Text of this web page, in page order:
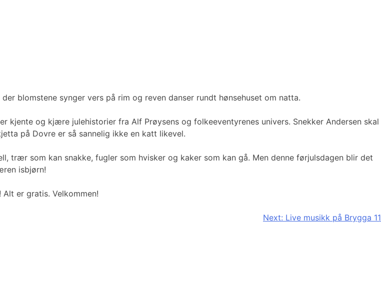
blomstene synger vers på rim og reven danser rundt hønsehuset om natta.
og kjære julehistorier fra Alf Prøysens og folkeeventyrenes univers. Snekker Andersen skal
på Dovre er så sannelig ikke en katt likevel.
trær som kan snakke, fugler som hvisker og kaker som kan gå. Men denne førjulsdagen blir det
isbjørn!
er gratis. Velkommen!
Next: Live musikk på Brygga 11